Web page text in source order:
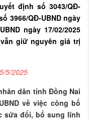
định số 3043/QĐ-
3966/QĐ-UBND ngày
ngày 17/02/2025
giữ nguyên giá trị
5/2025
dân tỉnh Đồng Nai
về việc công bố
sửa đổi, bổ sung lĩnh